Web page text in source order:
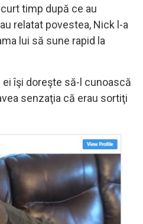
timp după ce au
relatat povestea, Nick l-a
lui să sune rapid la
îşi doreşte să-l cunoască
senzaţia că erau sortiţi